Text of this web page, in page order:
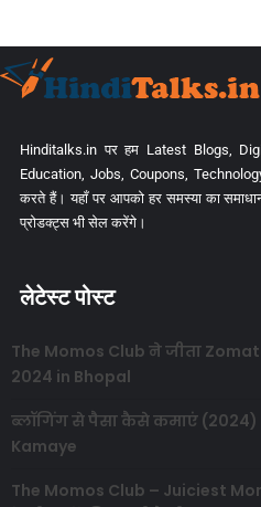
Hinditalks.in पर हम Latest Blogs,
Education, Jobs, Coupons,
करते हैं। यहाँ पर आपको हर समस्या का
प्रोडक्ट्स भी सेल करेंगे।
लेटेस्ट पोस्ट
The Momos Club ने जीता
2024 in Bhopal
ब्लॉगिंग से पैसा कैसे कमाएं (2024)
Kamaye
The Momos Club – Juiciest